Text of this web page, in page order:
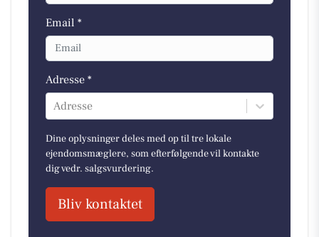
Email *
Adresse *
Adresse
Dine oplysninger deles med op til tre lokale
ejendomsmæglere, som efterfølgende vil kontakte
dig vedr. salgsvurdering.
Bliv kontaktet